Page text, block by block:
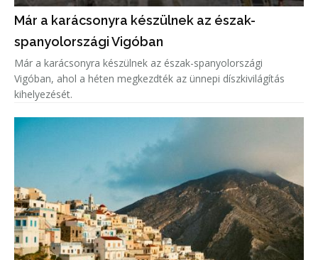
Már a karácsonyra készülnek az észak-
spanyolországi Vigóban
Már a karácsonyra készülnek az észak-spanyolországi
Vigóban, ahol a héten megkezdték az ünnepi díszkivilágítás
kihelyezését.